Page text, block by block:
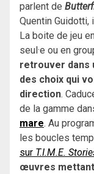
parlent de
Quentin
La boite de jeu
seul·e ou en
retrouver dans
des choix qui
direction.
de la gamme
mare. Au
les boucles
sur T.I.M.E.
œuvres